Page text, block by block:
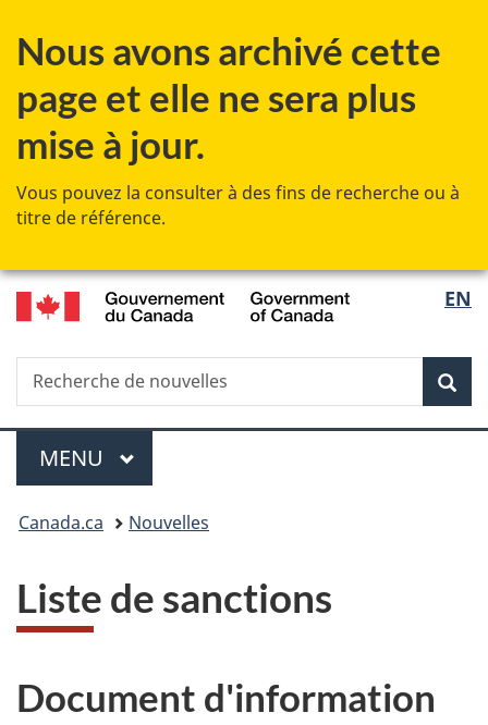
Nous avons archivé cette
page et elle ne sera plus
mise à jour.
Vous pouvez la consulter à des fins de recherche ou à
titre de référence.
au
principal
à
Au
»
à
version
de
la
EN
Recherche
Recherche
de
Menu
MENU PRINCIPAL
Vous
ici :
Canada.ca Nouvelles
Liste de sanctions
Document d'information